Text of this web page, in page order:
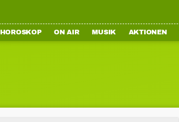
HOROSKOP ON AIR MUSIK AKTIONEN